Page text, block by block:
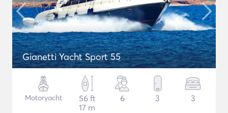
Gianetti Yacht Sport 55
Motoryacht
56 ft
17 m
6 3 3